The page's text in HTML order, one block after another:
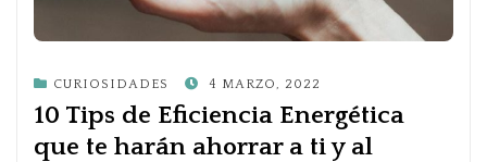
CURIOSIDADES
POSTED
ON
4 MARZO, 2022
10 Tips de Eficiencia Energética
que te harán ahorrar a ti y al